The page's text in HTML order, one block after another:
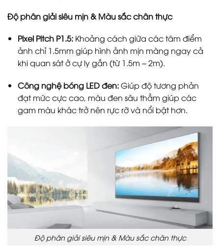
Độ phân giải siêu mịn & Màu sắc chân thực
Pixel Pitch P1.5:Khoảng cách giữa các tâm điểm
ảnh chỉ 1.5mm giúp hình ảnh mịn màng ngay cả
khi quan sát ở cự ly gần (từ 1.5m – 2m).
Công nghệ bóng LED đen:Giúp độ tương phản
đạt mức cực cao, màu đen sâu thẳm giúp các
gam màu khác trở nên rực rỡ và nổi bật hơn.
Độ phân giải siêu mịn & Màu sắc chân thực